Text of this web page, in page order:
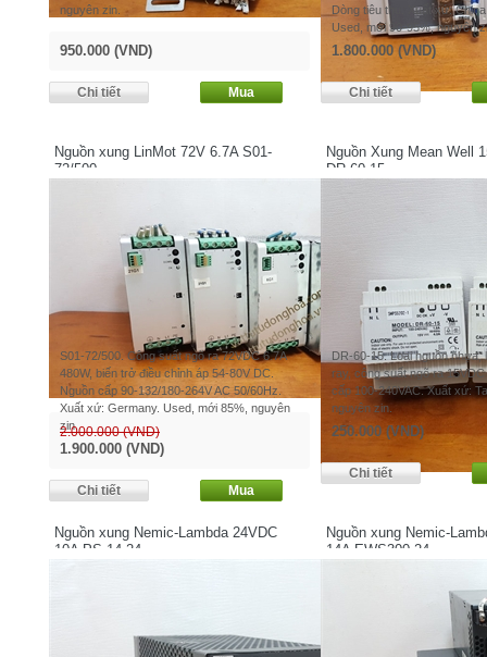
nguyên zin.
950.000 (VND)
Dòng tiêu thụ. Xuất xứ:
Used, mới 90-95%, nguyên
1.800.000 (VND)
Nguồn xung LinMot 72V 6.7A S01-
72/500
S01-72/500. Công suất ngõ ra 72VDC 6.7A
480W, biến trở điều chỉnh áp 54-80V DC.
Nguồn cấp 90-132/180-264V AC 50/60Hz.
Xuất xứ: Germany. Used, mới 85%, nguyên
zin.
2.000.000 (VND)
1.900.000 (VND)
Nguồn Xung Mean Well
DR-60-15
DR-60-15. Loại nguồn nhựa,
ray, công suất ngõ ra 15VDC
cấp 100-240VAC. Xuất xứ:
nguyên zin.
250.000 (VND)
Nguồn xung Nemic-Lambda 24VDC
10A PS-14-24
Nguồn xung Nemic-
14A EWS300-24